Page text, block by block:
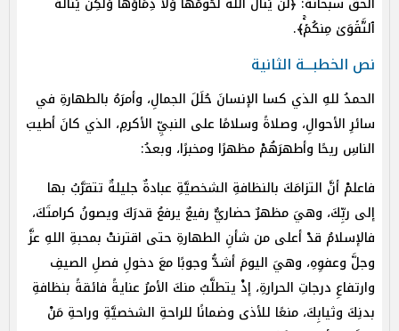
ٱلتَّقۡوَىٰ مِنكُمۡۚ﴾.
نص الخطبـــة الثانية
الحمدُ للهِ الذي كسا الإنسانَ حُلَلَ الجمالِ، وأمرَهُ بالطهارةِ في
سائرِ الأحوالِ، وصلاةً وسلامًا على النبيِّ الأكرمِ، الذي كانَ أطيبَ
الناسِ ريحًا وأطهرَهُمْ مظهرًا ومخبرًا، وبعدُ:
فاعلمْ أنَّ التزامَكَ بالنظافةِ الشخصيَّةِ عبادةٌ جليلةٌ تتقرَّبُ بها
إلى ربِّكَ، وهيَ مظهرٌ حضاريٌّ رفيعٌ يرفعُ قدرَكَ ويصونُ كرامتَكَ،
فالإسلامُ قدْ أعلى من شأنِ الطهارةِ حتى اقترنتْ بمحبةِ اللهِ عزَّ
وجلَّ وعفوِهِ، وهيَ اليومَ أشدُّ وجوبًا معَ دخولِ فصلِ الصيفِ
وارتفاعِ درجاتِ الحرارةِ، إذْ يتطلَّبُ منكَ الأمرُ عنايةً فائقةً بنظافةِ
بدنِكَ وثيابِكَ، منعًا للأذى وضمانًا للراحةِ الشخصيَّةِ وراحةِ مَنْ